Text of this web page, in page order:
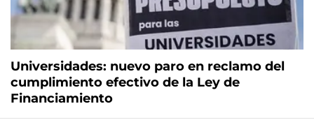
Universidades: nuevo paro en reclamo del
cumplimiento efectivo de la Ley de
Financiamiento